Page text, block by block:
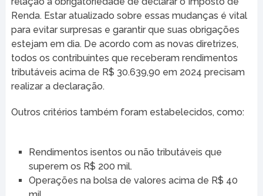
Renda. Estar atualizado sobre essas mudanças é vital
para evitar surpresas e garantir que suas obrigações
estejam em dia. De acordo com as novas diretrizes,
todos os contribuintes que receberam rendimentos
tributáveis acima de R$ 30.639,90 em 2024 precisam
realizar a declaração.
Outros critérios também foram estabelecidos, como:
Rendimentos isentos ou não tributáveis que
superem os R$ 200 mil.
Operações na bolsa de valores acima de R$ 40